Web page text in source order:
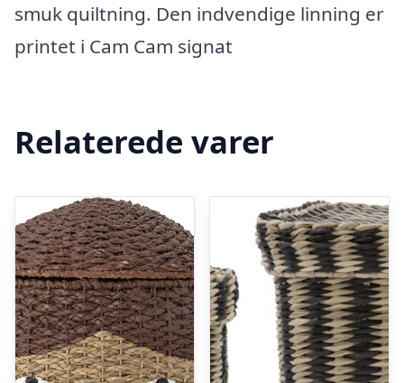
smuk quiltning. Den indvendige linning er
printet i Cam Cam signat
Relaterede varer